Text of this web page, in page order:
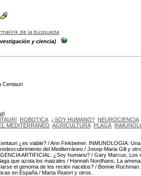
de la búsqueda
y ciencia)
Centauri
)
ROBOTICA ¿SOY HUMANO? NEUROCIENCIA
MEDITERRANEO AGRICULTURA PLAGA
¿es viable? / Ann Finkbeiner. INMUNOLOGIA:
del Mediterráneo / Josep-Maria Gili y
ARTIFICIAL: ¿Soy humano? / Gary Marcus;
que azota los maizales / Hannah Nordhans; La
el genoma de los recién nacidos? / Bonnie
en España / Marta Riutort y otros.